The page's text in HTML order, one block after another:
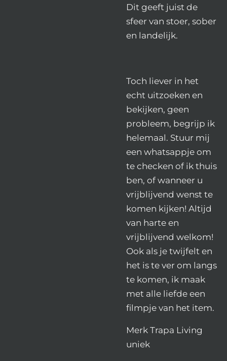
Dit geeft juist de
sfeer van stoer, sober
en landelijk.
Toch liever in het
echt uitzoeken en
bekijken, geen
probleem, begrijp ik
helemaal. Stuur mij
een whatsappje om
te checken of ik thuis
ben, of wanneer u
vrijblijvend wenst te
komen kijken! Altijd
van harte en
vrijblijvend welkom!
Ook als je twijfelt en
het is te ver om langs
te komen, ik maak
met alle liefde een
filmpje van het item.
Merk Trapa Living
uniek